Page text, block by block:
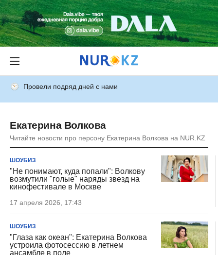
Провели подряд дней с нами
Екатерина Волкова
Читайте новости про персону Екатерина Волкова на NUR.KZ
ШОУБИЗ
"Не понимают, куда попали": Волкову
возмутили "голые" наряды звезд на
кинофестивале в Москве
17 апреля 2026, 17:43
ШОУБИЗ
"Глаза как океан": Екатерина Волкова
устроила фотосессию в летнем
ансамбле в поле